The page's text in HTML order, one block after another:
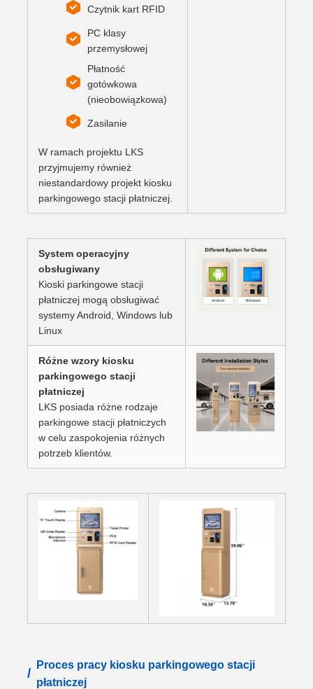
Czytnik kart RFID
PC klasy
przemysłowej
Płatność
gotówkowa
(nieobowiązkowa)
Zasilanie
W ramach projektu LKS
przyjmujemy również
niestandardowy projekt kiosku
parkingowego stacji płatniczej.
System operacyjny
obsługiwany
Kioski parkingowe stacji
płatniczej mogą obsługiwać
systemy Android, Windows lub
Linux
Różne wzory kiosku
parkingowego stacji
płatniczej
LKS posiada różne rodzaje
parkingowe stacji płatniczych
w celu zaspokojenia różnych
potrzeb klientów.
/
Proces pracy kiosku parkingowego stacji
płatniczej